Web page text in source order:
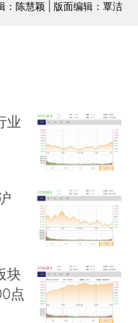
：陈慧颖 | 版面编辑：覃洁
业
块
点